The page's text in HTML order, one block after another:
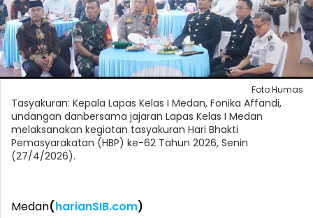
Foto:Humas
Tasyakuran: Kepala Lapas Kelas I Medan, Fonika Affandi,
undangan danbersama jajaran Lapas Kelas I Medan
melaksanakan kegiatan tasyakuran Hari Bhakti
Pemasyarakatan (HBP) ke-62 Tahun 2026, Senin
(27/4/2026).
Medan(harianSIB.com)